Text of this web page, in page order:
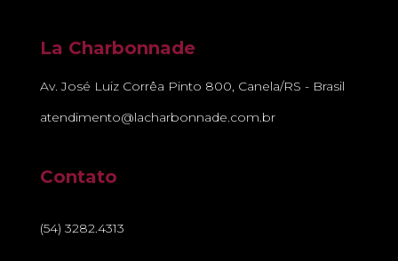
La Charbonnade
Av. José Luiz Corrêa Pinto 800, Canela/RS - Brasil
atendimento@lacharbonnade.com.br
Contato
(54) 3282.4313